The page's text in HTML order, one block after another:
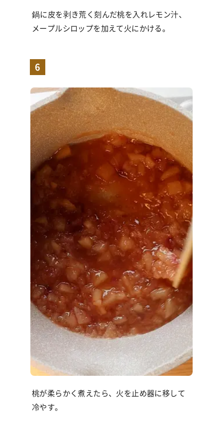
鍋に皮を剥き荒く刻んだ桃を入れレモン汁、
メープルシロップを加えて火にかける。
6
桃が柔らかく煮えたら、火を止め器に移して
冷やす。